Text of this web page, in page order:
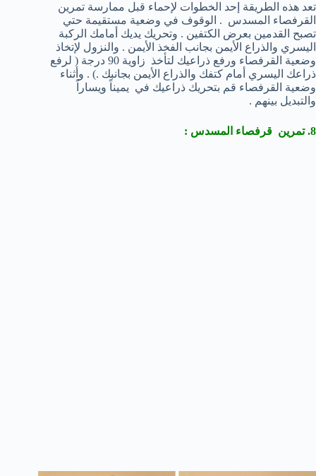
تعد هذه الطريقة إحد الخطوات لإحماء قبل ممارسة تمرين
القرفصاء المسدس . الوقوف في وضعية مستقيمة حتي
تصبح القدمين بعرض الكتفين . وتحريك يديك أمامك الركبة
اليسري والذراع الأيمن بجانب الفخذ الأيمن . والنزول لإتخاذ
وضعية القرفصاء ورفع ذراعيك لتأخذ زاوية 90 درجة ( لرفع
ذراعك اليسري أمام كتفك والذراع الأيمن بجانبك .) . وأثناء
وضعية القرفصاء قم بتحريك ذراعيك في يميناً ويساراً
والتبديل بينهم .
8. تمرين قرفصاء المسدس :